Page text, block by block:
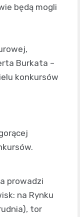
będą mogli
Burkata –
konkursów
prowadzi
na Rynku
tor